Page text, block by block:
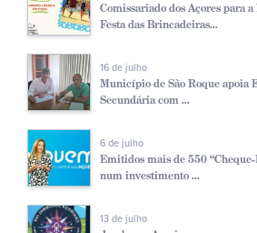
Comissariado dos Açores para
Festa das Brincadeiras...
16 de julho
Município de São Roque apoia
Secundária com ...
6 de julho
Emitidos mais de 550
num investimento ...
13 de julho